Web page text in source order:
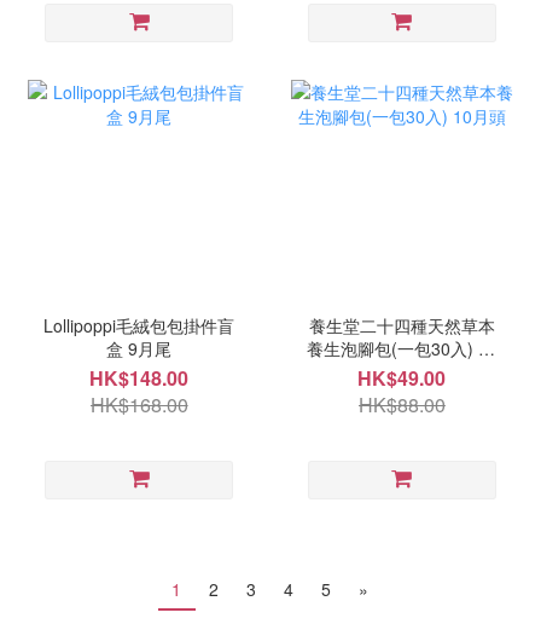
Lollipoppi毛絨包包掛件盲
盒 9月尾
HK$148.00
HK$168.00
養生堂二十四種天然草本
養生泡腳包(一包30入) 10
月頭
HK$49.00
HK$88.00
1 2 3 4 5 »